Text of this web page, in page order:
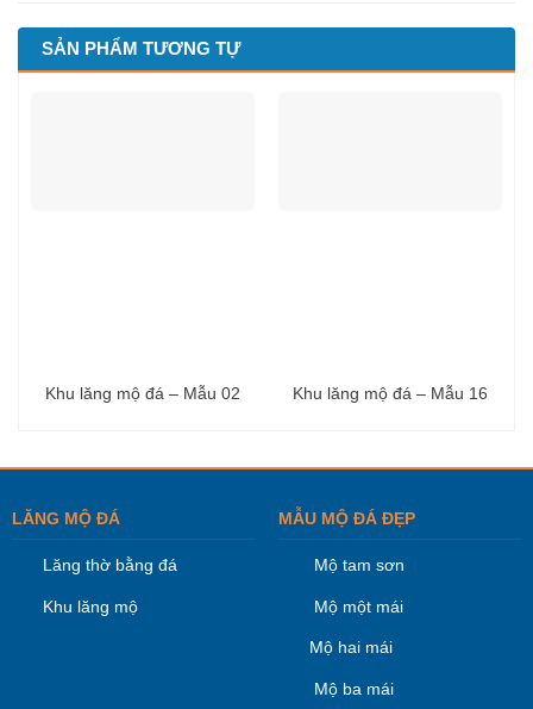
SẢN PHẨM TƯƠNG TỰ
Khu lăng mộ đá – Mẫu 02 Khu lăng mộ đá – Mẫu 16
LĂNG MỘ ĐÁ
Lăng thờ bằng đá
Khu lăng mộ
MẪU MỘ ĐÁ ĐẸP
Mộ tam sơn
Mộ một mái
Mộ hai mái
Mộ ba mái